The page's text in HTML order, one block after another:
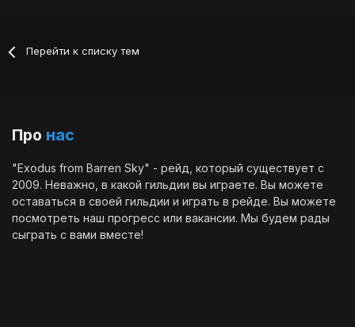
Перейти к списку тем
Про нас
"Exodus from Barren Sky" - рейд, который существует с
2009. Неважно, в какой гильдии вы играете. Вы можете
оставаться в своей гильдии и играть в рейде. Вы можете
посмотреть наш прогресс или вакансии. Мы будем рады
сыграть с вами вместе!